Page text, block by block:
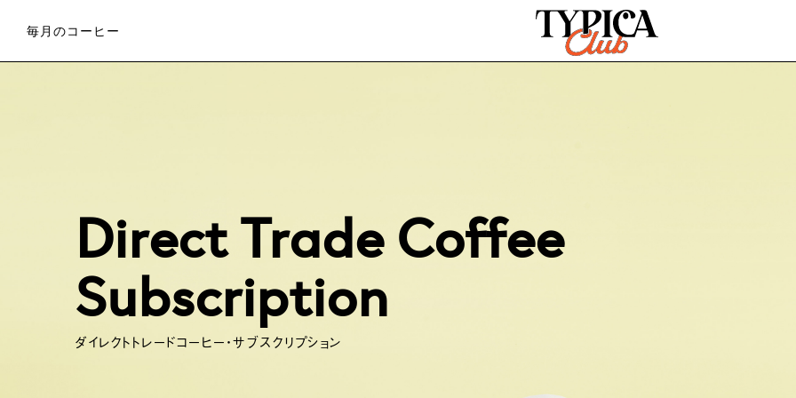
毎月のコーヒー
Direct Trade Coffee
Subscription
ダイレクトトレードコーヒー・サブスクリプション